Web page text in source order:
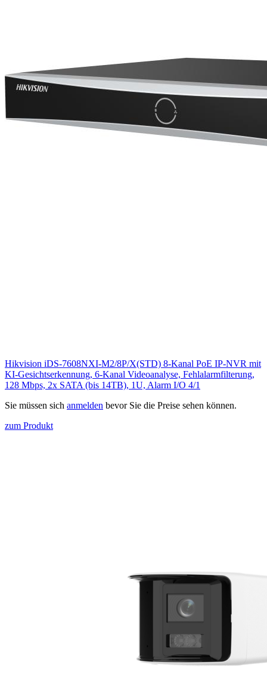
Hikvision iDS-7608NXI-M2/8P/X(STD) 8-Kanal PoE IP-NVR mit
KI-Gesichtserkennung, 6-Kanal Videoanalyse, Fehlalarmfilterung,
128 Mbps, 2x SATA (bis 14TB), 1U, Alarm I/O 4/1
Sie müssen sich anmelden bevor Sie die Preise sehen können.
zum Produkt